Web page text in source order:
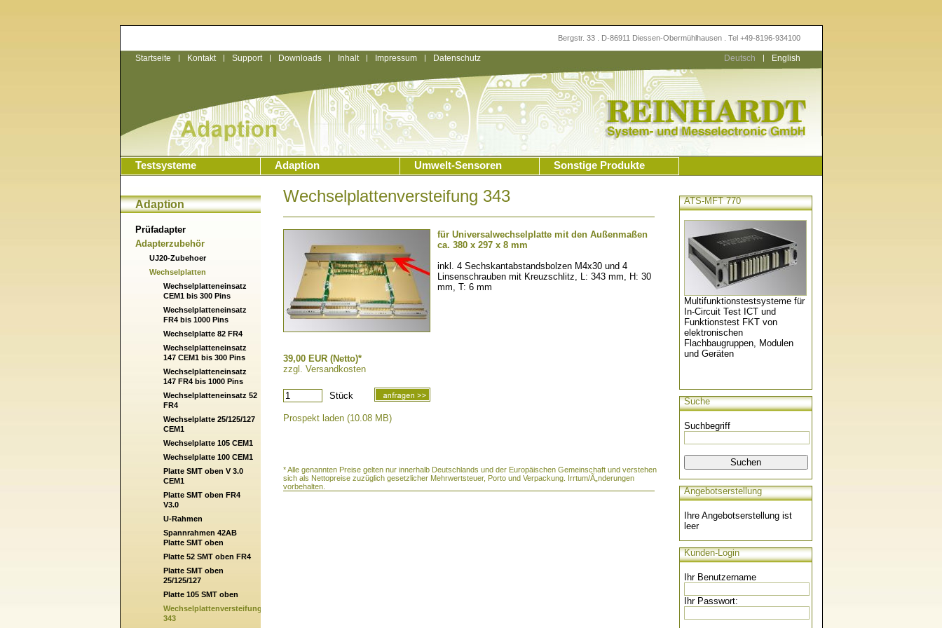
Bergstr. 33 . D-86911 Diessen-Obermühlhausen . Tel +49-8196-934100
Startseite | Kontakt | Support | Downloads | Inhalt | Impressum | Datenschutz Deutsch | English
Testsysteme Adaption Umwelt-Sensoren Sonstige Produkte
Adaption
Prüfadapter
Adapterzubehör
UJ20-Zubehoer
Wechselplatten
Wechselplatteneinsatz
CEM1 bis 300 Pins
Wechselplatteneinsatz
FR4 bis 1000 Pins
Wechselplatte 82 FR4
Wechselplatteneinsatz
147 CEM1 bis 300 Pins
Wechselplatteneinsatz
147 FR4 bis 1000 Pins
Wechselplatteneinsatz 52
FR4
Wechselplatte 25/125/127
CEM1
Wechselplatte 105 CEM1
Wechselplatte 100 CEM1
Platte SMT oben V 3.0
CEM1
Platte SMT oben FR4
V3.0
U-Rahmen
Spannrahmen 42AB
Platte SMT oben
Platte 52 SMT oben FR4
Platte SMT oben
25/125/127
Platte 105 SMT oben
Wechselplattenversteifung
343
Wechselplattenversteifung 343
39,00 EUR (Netto)*
zzgl. Versandkosten
Stück
Prospekt laden (10.08 MB)
für Universalwechselplatte mit den Außenmaßen
ca. 380 x 297 x 8 mm
inkl. 4 Sechskantabstandsbolzen M4x30 und 4
Linsenschrauben mit Kreuzschlitz, L: 343 mm, H: 30
mm, T: 6 mm
* Alle genannten Preise gelten nur innerhalb Deutschlands und der Europäischen Gemeinschaft und verstehen
sich als Nettopreise zuzüglich gesetzlicher Mehrwertsteuer, Porto und Verpackung. Irrtum/Ã„nderungen
vorbehalten.
ATS-MFT 770
Multifunktionstestsysteme für
In-Circuit Test ICT und
Funktionstest FKT von
elektronischen
Flachbaugruppen, Modulen
und Geräten
Suche
Suchbegriff
Angebotserstellung
Ihre Angebotserstellung ist
leer
Kunden-Login
Ihr Benutzername
Ihr Passwort: